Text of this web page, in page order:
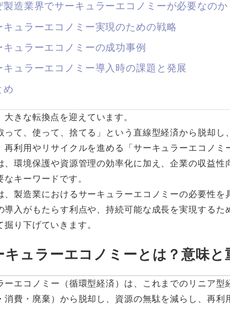
製造業界でサーキュラーエコノミーが必要なのか
キュラーエコノミー実現のための戦略
キュラーエコノミーの成功事例
キュラーエコノミー導入時の課題と発展
め
大きな転換点を迎えています。
って、使って、捨てる」という直線型経済から脱却し
再利用やリサイクルを進める「サーキュラーエコノミ
、環境保護や資源管理の効率化に加え、企業の収益性
なキーワードです。
、製造業におけるサーキュラーエコノミーの必要性を
導入がもたらす利点や、持続可能な成長を実現するた
掘り下げていきます。
キュラーエコノミーとは？意味と
ーエコノミー（循環型経済）は、これまでのリニア型
消費・廃棄）から脱却し、資源の無駄を減らし、再利